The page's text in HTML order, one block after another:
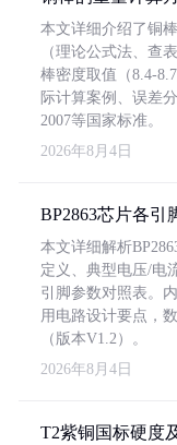
本文详细介绍了铜
（理论公式法、查
棒密度取值（8.4-
际计算案例、误差
2007等国家标准。
2026年8月4日
BP2863芯片各引
本文详细解析
定义、典型电压/电
引脚参数对照表。
用电路设计要点，
（版本V1.2）。
2026年8月4日
T2紫铜国标硬度